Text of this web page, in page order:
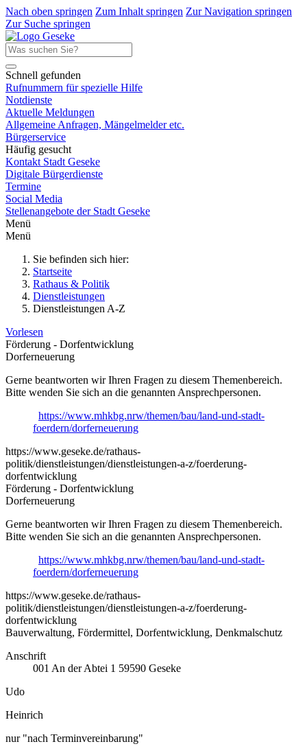
Nach oben springen Zum Inhalt springen Zur Navigation springen
Zur Suche springen
Schnell gefunden
Rufnummern für spezielle Hilfe
Notdienste
Aktuelle Meldungen
Allgemeine Anfragen, Mängelmelder etc.
Bürgerservice
Häufig gesucht
Kontakt Stadt Geseke
Digitale Bürgerdienste
Termine
Social Media
Stellenangebote der Stadt Geseke
Menü
Menü
Sie befinden sich hier:
Startseite
Rathaus & Politik
Dienstleistungen
Dienstleistungen A-Z
Vorlesen
Förderung - Dorfentwicklung
Dorferneuerung
Gerne beantworten wir Ihren Fragen zu diesem Themenbereich.
Bitte wenden Sie sich an die genannten Ansprechpersonen.
https://www.mhkbg.nrw/themen/bau/land-und-stadt-
foerdern/dorferneuerung
https://www.geseke.de/rathaus-
politik/dienstleistungen/dienstleistungen-a-z/foerderung-
dorfentwicklung
Förderung - Dorfentwicklung
Dorferneuerung
Gerne beantworten wir Ihren Fragen zu diesem Themenbereich.
Bitte wenden Sie sich an die genannten Ansprechpersonen.
https://www.mhkbg.nrw/themen/bau/land-und-stadt-
foerdern/dorferneuerung
https://www.geseke.de/rathaus-
politik/dienstleistungen/dienstleistungen-a-z/foerderung-
dorfentwicklung
Bauverwaltung, Fördermittel, Dorfentwicklung, Denkmalschutz
Anschrift
001 An der Abtei 1 59590 Geseke
Udo
Heinrich
nur "nach Terminvereinbarung"